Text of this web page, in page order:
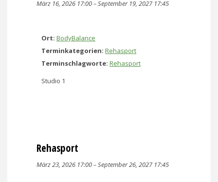
März 16, 2026 17:00–September 19, 2027 17:45
Ort: BodyBalance
Terminkategorien: Rehasport
Terminschlagworte: Rehasport
Studio 1
Rehasport
März 23, 2026 17:00–September 26, 2027 17:45